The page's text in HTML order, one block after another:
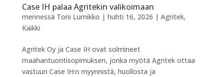
Case IH palaa Agritekin valikoimaan
mennessä Toni Lumikko | huhti 16, 2026 | Agritek,
Kaikki
Agritek Oy ja Case IH ovat solmineet
maahantuontisopimuksen, jonka myötä Agritek ottaa
vastuun Case IH:n myynnistä, huollosta ja